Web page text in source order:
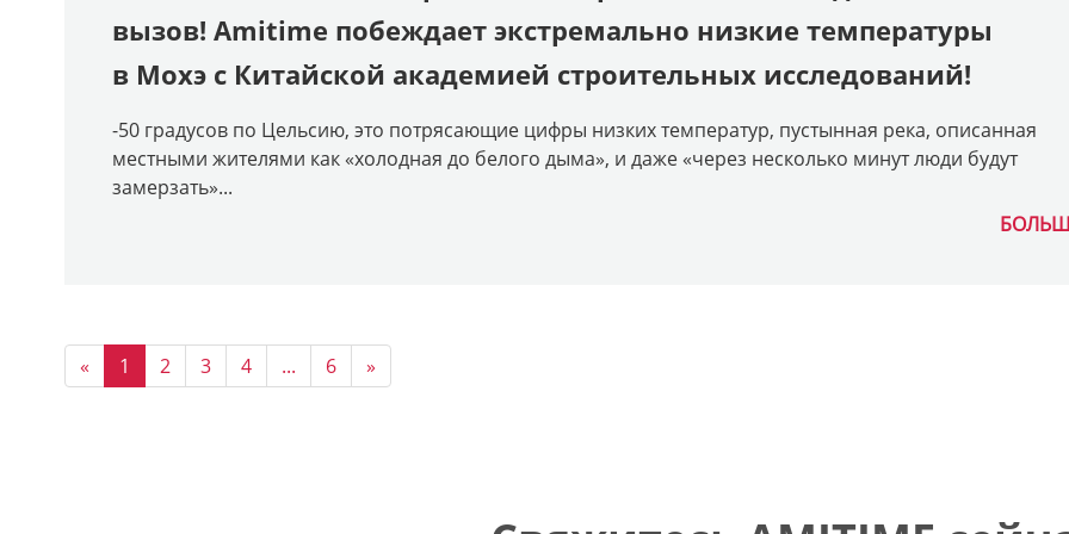
вызов! Amitime побеждает экстремально низкие температуры
в Мохэ с Китайской академией строительных исследований!
-50 градусов по Цельсию, это потрясающие цифры низких температур, пустынная река, описанная
местными жителями как «холодная до белого дыма», и даже «через несколько минут люди будут
замерзать»...
« 1 2 3 4 ... 6 »